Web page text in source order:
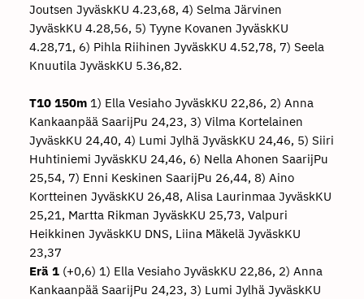
Joutsen JyväskKU 4.23,68, 4) Selma Järvinen
JyväskKU 4.28,56, 5) Tyyne Kovanen JyväskKU
4.28,71, 6) Pihla Riihinen JyväskKU 4.52,78, 7) Seela
Knuutila JyväskKU 5.36,82.
T10 150m1) Ella Vesiaho JyväskKU 22,86, 2) Anna
Kankaanpää SaarijPu 24,23, 3) Vilma Kortelainen
JyväskKU 24,40, 4) Lumi Jylhä JyväskKU 24,46, 5) Siiri
Huhtiniemi JyväskKU 24,46, 6) Nella Ahonen SaarijPu
25,54, 7) Enni Keskinen SaarijPu 26,44, 8) Aino
Kortteinen JyväskKU 26,48, Alisa Laurinmaa JyväskKU
25,21, Martta Rikman JyväskKU 25,73, Valpuri
Heikkinen JyväskKU DNS, Liina Mäkelä JyväskKU
23,37
Erä 1(+0,6) 1) Ella Vesiaho JyväskKU 22,86, 2) Anna
Kankaanpää SaarijPu 24,23, 3) Lumi Jylhä JyväskKU